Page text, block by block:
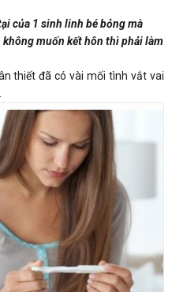
của 1 sinh linh bé bỏng mà
muốn kết hôn thì phải làm
thiết đã có vài mối tình vắt vai